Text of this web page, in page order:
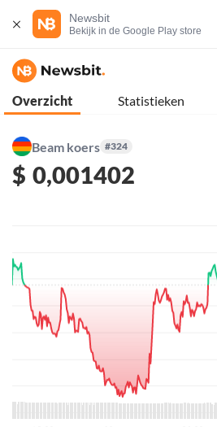
Newsbit
Bekijk in de Google Play store
Overzicht Statistieken
Beam koers #324
$ 0,001402